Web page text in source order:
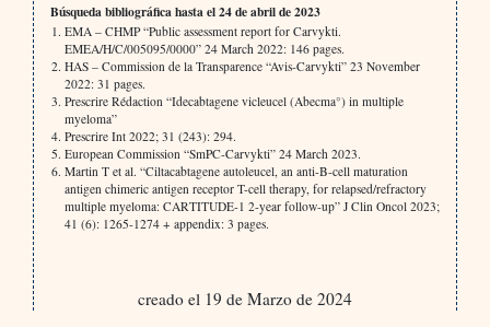
Búsqueda bibliográfica hasta el 24 de abril de 2023
EMA – CHMP “Public assessment report for Carvykti.
EMEA/H/C/005095/0000” 24 March 2022: 146 pages.
HAS – Commission de la Transparence “Avis-Carvykti” 23 November
2022: 31 pages.
Prescrire Rédaction “Idecabtagene vicleucel (Abecma°) in multiple
myeloma”
Prescrire Int 2022; 31 (243): 294.
European Commission “SmPC-Carvykti” 24 March 2023.
Martin T et al. “Ciltacabtagene autoleucel, an anti-B-cell maturation
antigen chimeric antigen receptor T-cell therapy, for relapsed/refractory
multiple myeloma: CARTITUDE-1 2-year follow-up” J Clin Oncol 2023;
41 (6): 1265-1274 + appendix: 3 pages.
creado el 19 de Marzo de 2024